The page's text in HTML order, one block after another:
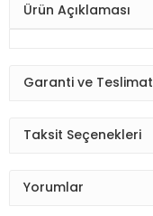
Ürün Açıklaması
Garanti ve Teslimat
Taksit Seçenekleri
Yorumlar